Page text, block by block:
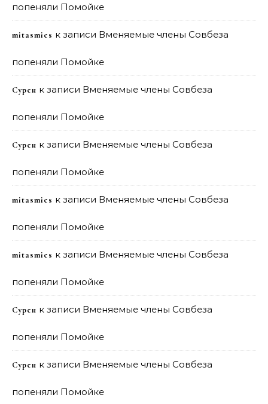
попеняли Помойке
mitasmies к записи Вменяемые члены Совбеза
попеняли Помойке
Сурен к записи Вменяемые члены Совбеза
попеняли Помойке
Сурен к записи Вменяемые члены Совбеза
попеняли Помойке
mitasmies к записи Вменяемые члены Совбеза
попеняли Помойке
mitasmies к записи Вменяемые члены Совбеза
попеняли Помойке
Сурен к записи Вменяемые члены Совбеза
попеняли Помойке
Сурен к записи Вменяемые члены Совбеза
попеняли Помойке